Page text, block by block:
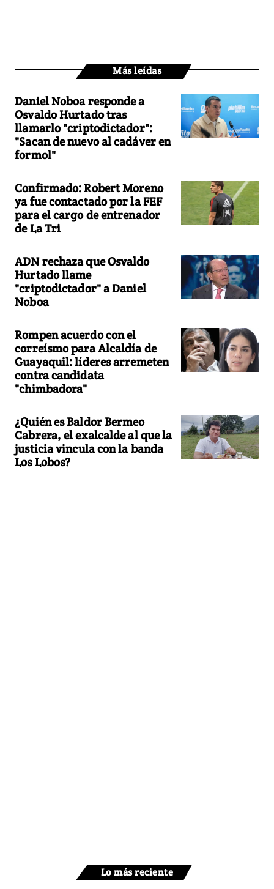
Más leídas
Daniel Noboa responde a
Osvaldo Hurtado tras
llamarlo "criptodictador":
"Sacan de nuevo al cadáver en
formol"
Confirmado: Robert Moreno
ya fue contactado por la FEF
para el cargo de entrenador
de La Tri
ADN rechaza que Osvaldo
Hurtado llame
"criptodictador" a Daniel
Noboa
Rompen acuerdo con el
correísmo para Alcaldía de
Guayaquil: líderes arremeten
contra candidata
"chimbadora"
¿Quién es Baldor Bermeo
Cabrera, el exalcalde al que la
justicia vincula con la banda
Los Lobos?
Lo más reciente